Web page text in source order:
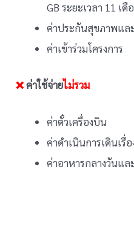
GB ระยะเวลา 11 เดื
ค่าประกันสุขภาพแล
ค่าเข้าร่วมโครงการ
❌ค่าใช้จ่ายไม่รวม
ค่าตั๋วเครื่องบิน
ค่าดำเนินการเดินเรื่
ค่าอาหารกลางวันแ